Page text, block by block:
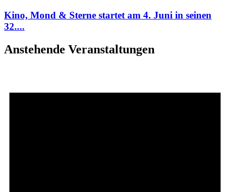
Kino, Mond & Sterne startet am 4. Juni in seinen
32....
Anstehende Veranstaltungen